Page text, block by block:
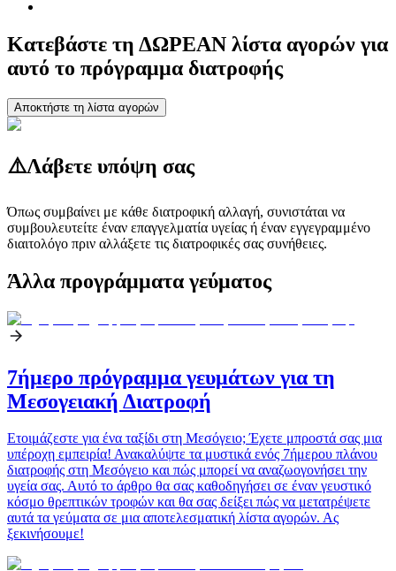
Κατεβάστε τη ΔΩΡΕΑΝ λίστα αγορών για
αυτό το πρόγραμμα διατροφής
Αποκτήστε τη λίστα αγορών
⚠️Λάβετε υπόψη σας
Όπως συμβαίνει με κάθε διατροφική αλλαγή, συνιστάται να
συμβουλευτείτε έναν επαγγελματία υγείας ή έναν εγγεγραμμένο
διαιτολόγο πριν αλλάξετε τις διατροφικές σας συνήθειες.
Άλλα προγράμματα γεύματος
7ήμερο πρόγραμμα γευμάτων για τη
Μεσογειακή Διατροφή
Ετοιμάζεστε για ένα ταξίδι στη Μεσόγειο; Έχετε μπροστά σας μια
υπέροχη εμπειρία! Ανακαλύψτε τα μυστικά ενός 7ήμερου πλάνου
διατροφής στη Μεσόγειο και πώς μπορεί να αναζωογονήσει την
υγεία σας. Αυτό το άρθρο θα σας καθοδηγήσει σε έναν γευστικό
κόσμο θρεπτικών τροφών και θα σας δείξει πώς να μετατρέψετε
αυτά τα γεύματα σε μια αποτελεσματική λίστα αγορών. Ας
ξεκινήσουμε!